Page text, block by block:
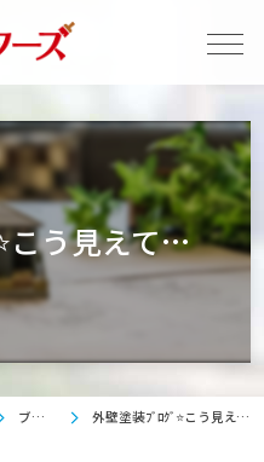
こう見えて…
ブログ 外壁塗装ﾌﾞﾛｸﾞ⭐こう見えて…